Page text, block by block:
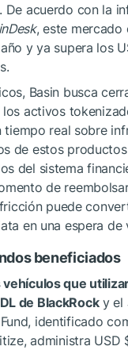
De acuerdo con la
, este mercado
y ya supera los
Basin busca
los activos
tiempo real sobre
de estos
del sistema
de
puede
en una espera de
beneficiados
que
de BlackRocky el
identificado
administra USD